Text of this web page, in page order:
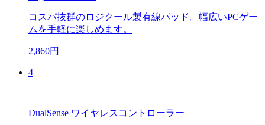
コスパ抜群のロジクール製有線パッド。幅広いPCゲー
ムを手軽に楽しめます。
2,860円
4
DualSense ワイヤレスコントローラー